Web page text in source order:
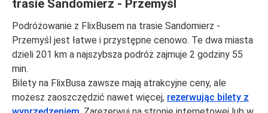
trasie Sandomierz - Przemyśl
Podróżowanie z FlixBusem na trasie Sandomierz -
Przemyśl jest łatwe i przystępne cenowo. Te dwa miasta
dzieli 201 km a najszybsza podróż zajmuje 2 godziny 55
min.
Bilety na FlixBusa zawsze mają atrakcyjne ceny, ale
możesz zaoszczędzić nawet więcej, rezerwując bilety z